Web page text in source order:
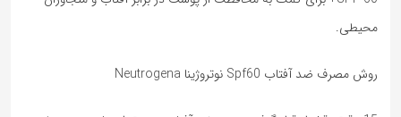
محیطی.
روش مصرف ضد آفتاب Spf60 نوتروژینا Neutrogena